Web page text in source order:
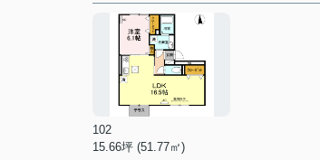
102
15.66坪 (51.77㎡)